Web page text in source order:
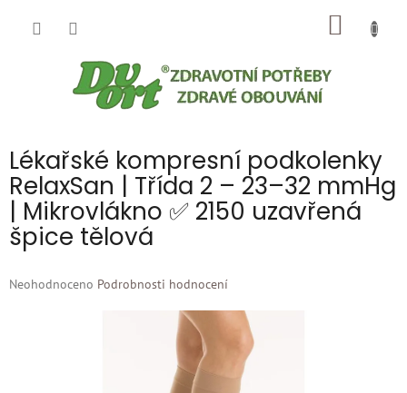
Lékařské kompresní podkolenky
RelaxSan | Třída 2 – 23–32 mmHg
| Mikrovlákno ✅ 2150 uzavřená
špice tělová
Průměrné
Neohodnoceno Podrobnosti hodnocení